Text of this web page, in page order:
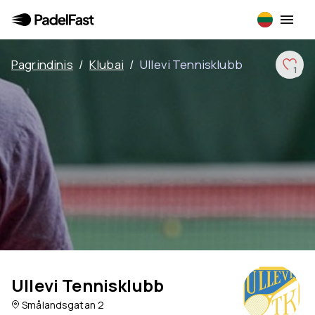
Pagrindinis / Klubai / Ullevi Tennisklubb 1
Ullevi Tennisklubb
Smålandsgatan 2